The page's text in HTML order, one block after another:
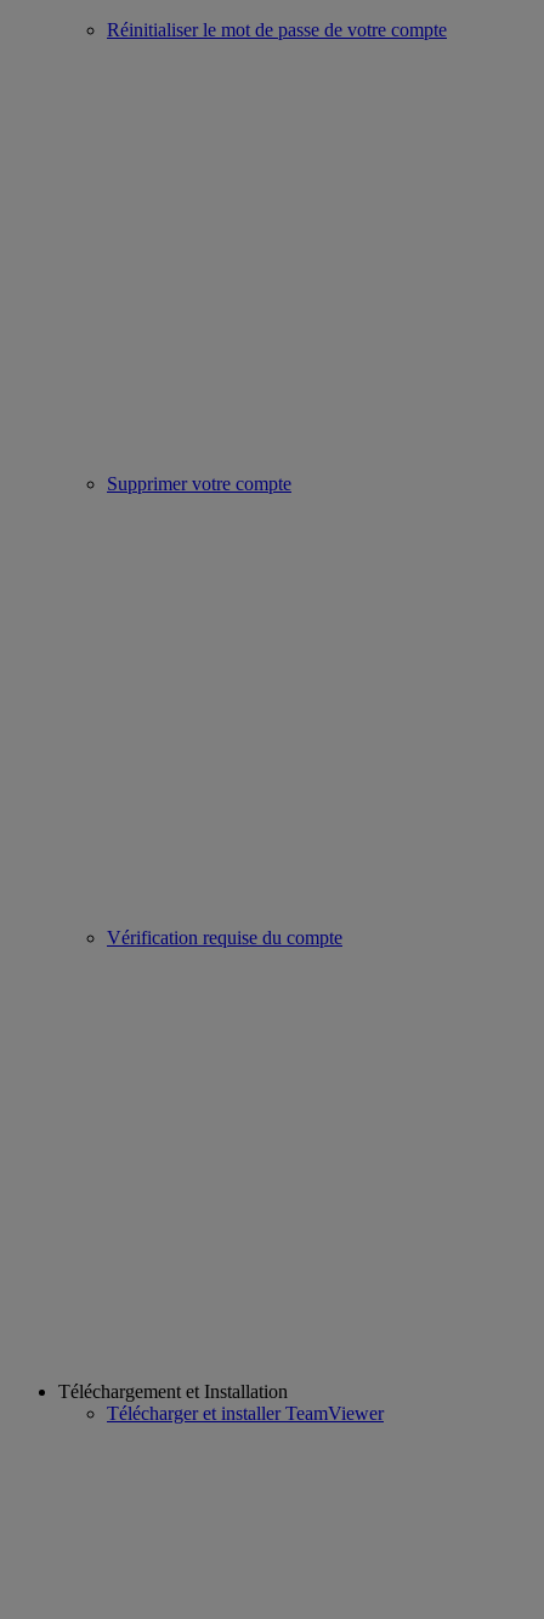
Réinitialiser le mot de passe de votre compte
Supprimer votre compte
Vérification requise du compte
Téléchargement et Installation
Télécharger et installer TeamViewer